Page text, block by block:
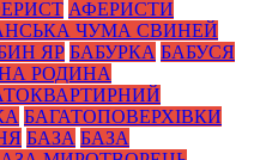
АФЕРИСТИ
ЧУМА СВИНЕЙ
ЯР БАБУРКА БАБУСЯ
РОДИНА
БАГАТОПОВЕРХІВКИ
БАЗА БАЗА